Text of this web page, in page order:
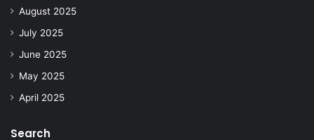
August 2025
July 2025
June 2025
May 2025
April 2025
Search